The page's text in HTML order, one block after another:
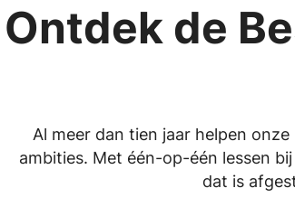
Ontdek de
Al meer dan tien jaar helpen
ambities. Met één-op-één lessen
dat is